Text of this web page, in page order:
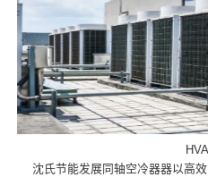
沈氏节能发展同轴空冷器器以高